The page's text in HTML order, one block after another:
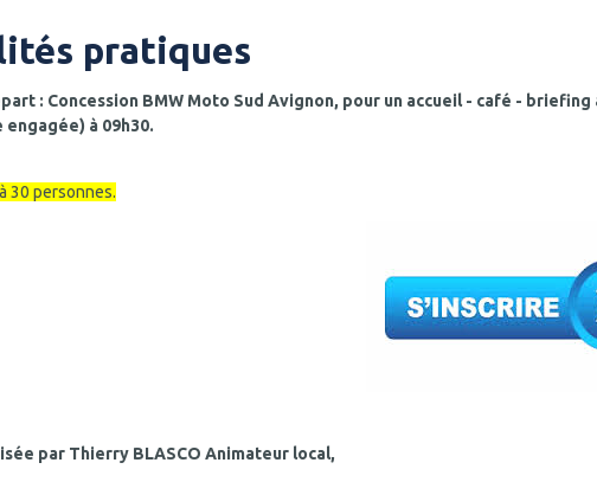
pratiques
: Concession BMW Moto Sud Avignon, pour un accueil - café -
à 09h30.
30 personnes.
par Thierry BLASCO Animateur local,